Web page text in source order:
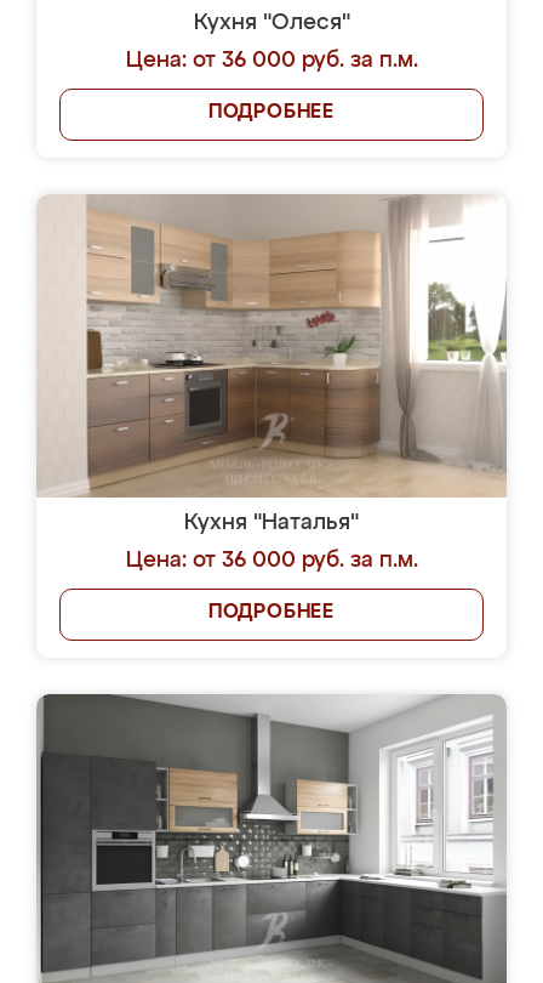
Кухня "Олеся"
Цена: от 36 000 руб. за п.м.
ПОДРОБНЕЕ
Кухня "Наталья"
Цена: от 36 000 руб. за п.м.
ПОДРОБНЕЕ